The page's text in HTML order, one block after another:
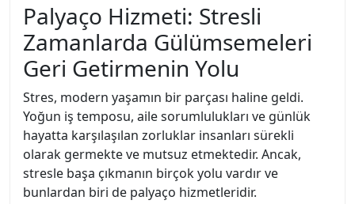
Palyaço Hizmeti: Stresli
Zamanlarda Gülümsemeleri
Geri Getirmenin Yolu
Stres, modern yaşamın bir parçası haline geldi.
Yoğun iş temposu, aile sorumlulukları ve günlük
hayatta karşılaşılan zorluklar insanları sürekli
olarak germekte ve mutsuz etmektedir. Ancak,
stresle başa çıkmanın birçok yolu vardır ve
bunlardan biri de palyaço hizmetleridir.